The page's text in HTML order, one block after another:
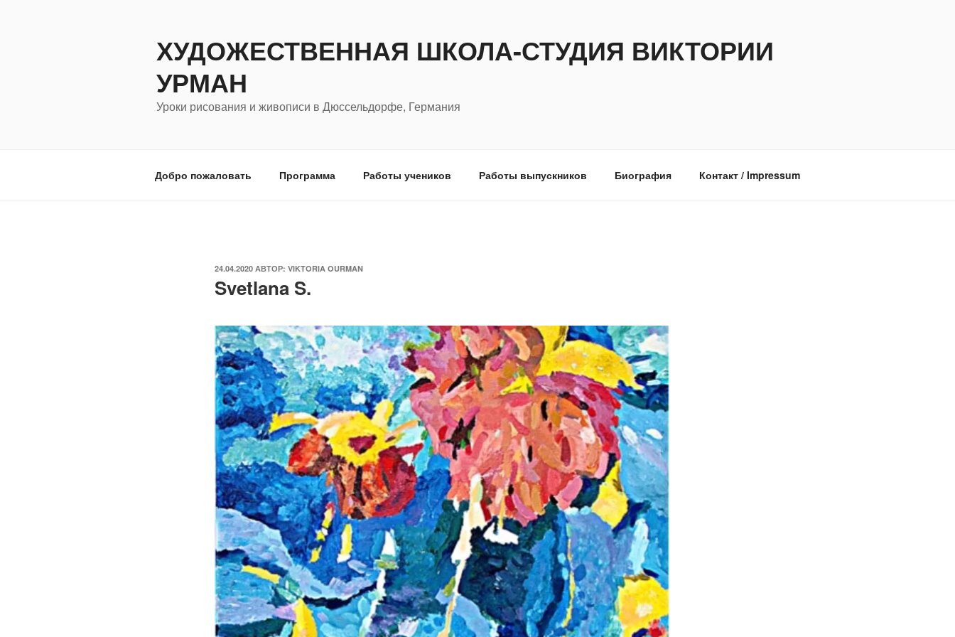
ХУДОЖЕСТВЕННАЯ ШКОЛА-СТУДИЯ ВИКТОРИИ
УРМАН
Уроки рисования и живописи в Дюссельдорфе, Германия
Добро пожаловать Программа Работы учеников Работы выпускников Биография Контакт / Impressum
ОПУБЛИКОВАНО
24.04.2020 АВТОР: VIKTORIA OURMAN
Svetlana S.